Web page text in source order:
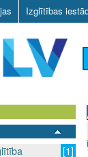
Izglītības
[1]